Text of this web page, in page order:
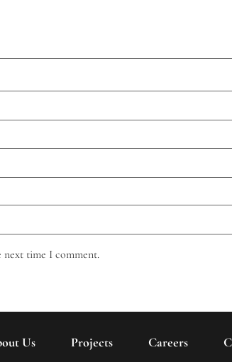
next time I comment.
Us Projects Careers